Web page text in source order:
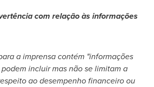
com relação às informações
a imprensa contém "informações
incluir mas não se limitam a
ao desempenho financeiro ou